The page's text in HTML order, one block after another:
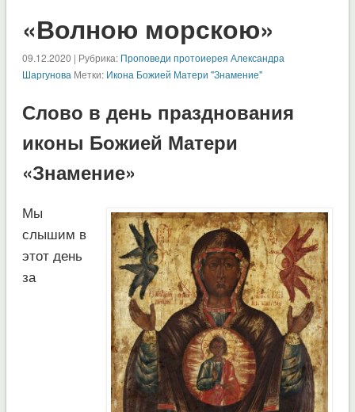
«Волною морскою»
09.12.2020 | Рубрика: Проповеди протоиерея Александра
Шаргунова Метки: Икона Божией Матери "Знамение"
Слово в день празднования
иконы Божией Матери
«Знамение»
Мы
слышим в
этот день
за